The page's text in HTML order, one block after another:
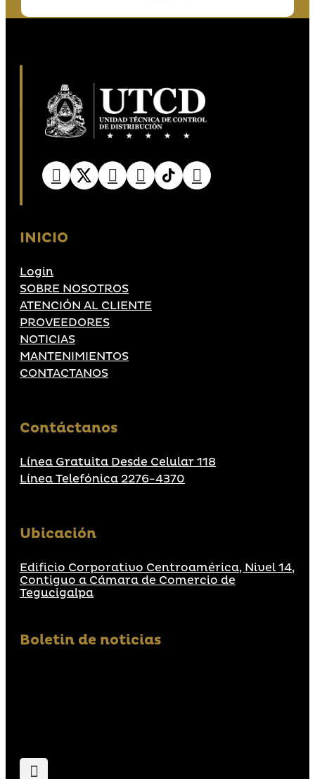
INICIO
Login
SOBRE NOSOTROS
ATENCIÓN AL CLIENTE
PROVEEDORES
NOTICIAS
MANTENIMIENTOS
CONTACTANOS
Contáctanos
Línea Gratuita Desde Celular 118
Línea Telefónica 2276-4370
Ubicación
Edificio Corporativo Centroamérica, Nivel 14,
Contiguo a Cámara de Comercio de
Tegucigalpa
Boletin de noticias